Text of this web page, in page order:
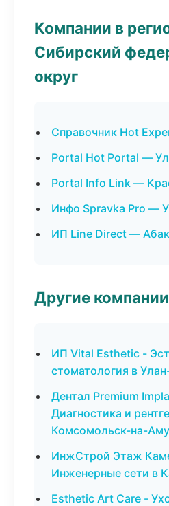
Компании в
Сибирский
округ
Справочник Hot
Portal Hot Portal —
Portal Info Link —
Инфо Spravka Pro —
ИП Line Direct —
Другие компании
ИП Vital Esthetic -
стоматология в
Дентал Premium
Диагностика и
Комсомольск-на-
ИнжСтрой Этаж
Инженерные сети в
Esthetic Art Care -